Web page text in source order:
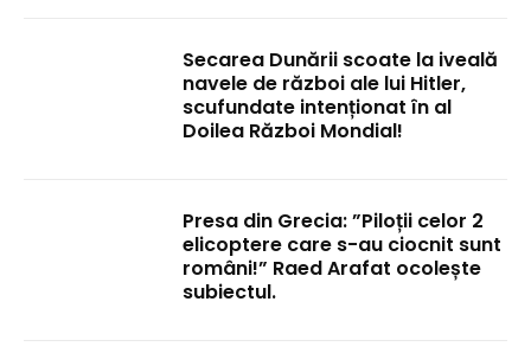
Secarea Dunării scoate la iveală
navele de război ale lui Hitler,
scufundate intenționat în al
Doilea Război Mondial!
Presa din Grecia: ”Piloții celor 2
elicoptere care s-au ciocnit sunt
români!” Raed Arafat ocolește
subiectul.